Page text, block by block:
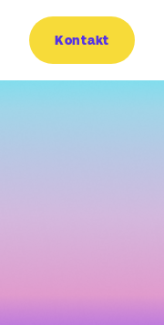
Kontakt